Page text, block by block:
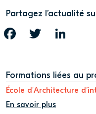
Partagez l’actualité
FACEBOOK TWITTER
Formations liées au
École d'Architecture
En savoir plus